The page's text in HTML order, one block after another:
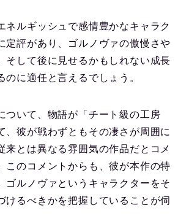
ネルギッシュで感情豊かなキャラク
定評があり、ゴルノヴァの傲慢さや
そして後に見せるかもしれない成長
のに適任と言えるでしょう。
ついて、物語が「チート級の工房
、彼が戦わずともその凄さが周囲に
来とは異なる雰囲気の作品だとコメ
このコメントからも、彼が本作の特
ゴルノヴァというキャラクターをそ
けるべきかを把握していることが伺